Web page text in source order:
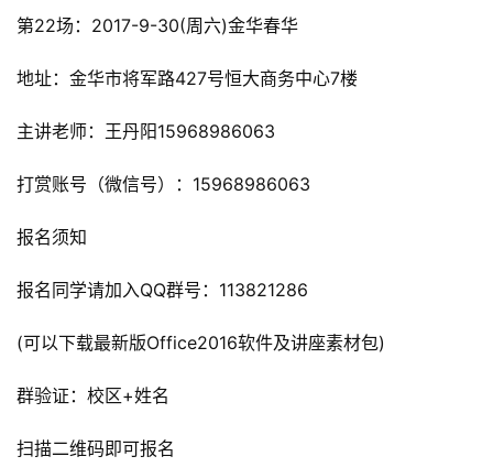
第22场：2017-9-30(周六)金华春华
地址：金华市将军路427号恒大商务中心7楼
主讲老师：王丹阳15968986063
打赏账号（微信号）：15968986063
报名须知
报名同学请加入QQ群号：113821286
(可以下载最新版Office2016软件及讲座素材包)
群验证：校区+姓名
扫描二维码即可报名